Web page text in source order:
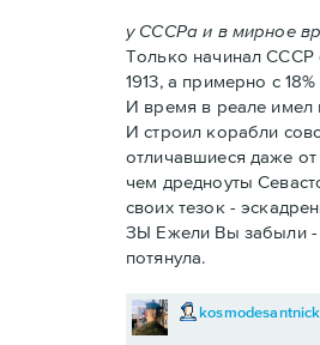
у СССРа и в мирное
Только начинал СССР
1913, а примерно с
И время в реале имел
И строил корабли
отличавшиеся даже
чем дредноуты
своих тезок -
ЗЫ Ежели Вы забыли
потянула.
kosmodesantnick